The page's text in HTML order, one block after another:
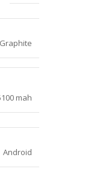
Graphite
mah
Android